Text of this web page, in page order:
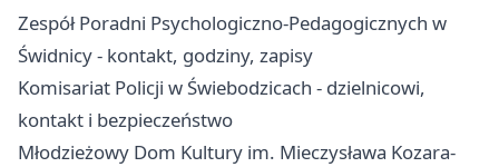
Zespół Poradni Psychologiczno-Pedagogicznych w
Świdnicy - kontakt, godziny, zapisy
Komisariat Policji w Świebodzicach - dzielnicowi,
kontakt i bezpieczeństwo
Młodzieżowy Dom Kultury im. Mieczysława Kozara-